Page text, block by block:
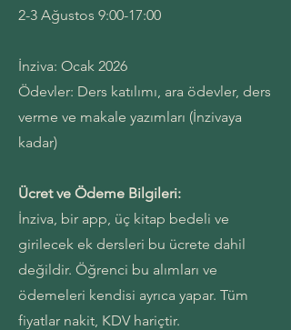
2-3 Ağustos 9:00-17:00
İnziva: Ocak 2026
Ödevler: Ders katılımı, ara ödevler, ders
verme ve makale yazımları (İnzivaya
kadar)
Ücret ve Ödeme Bilgileri:
İnziva, bir app, üç kitap bedeli ve
girilecek ek dersleri bu ücrete dahil
değildir. Öğrenci bu alımları ve
ödemeleri kendisi ayrıca yapar. Tüm
fiyatlar nakit, KDV hariçtir.